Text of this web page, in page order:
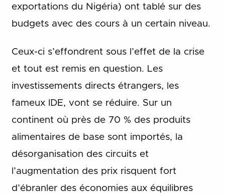
exportations du Nigéria) ont tablé sur des
budgets avec des cours à un certain niveau.
Ceux-ci s’effondrent sous l’effet de la crise
et tout est remis en question. Les
investissements directs étrangers, les
fameux IDE, vont se réduire. Sur un
continent où près de 70 % des produits
alimentaires de base sont importés, la
désorganisation des circuits et
l’augmentation des prix risquent fort
d’ébranler des économies aux équilibres